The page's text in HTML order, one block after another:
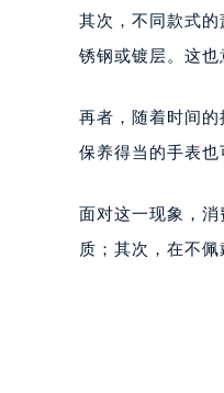
佛
其次，不同款式
锈钢或镀层。这也
再者，随着时间
保养得当的手表也
面对这一现象，
质；其次，在不